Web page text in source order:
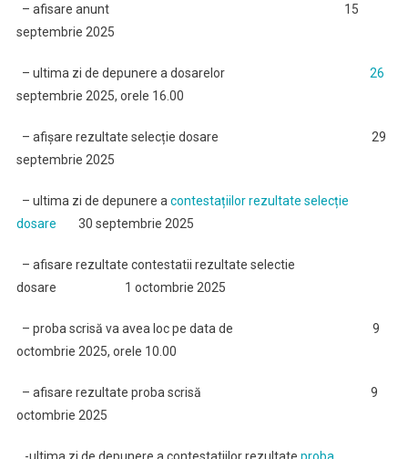
– afisare anunt 15
septembrie 2025
– ultima zi de depunere a dosarelor 26
septembrie 2025, orele 16.00
– afișare rezultate selecție dosare 29
septembrie 2025
– ultima zi de depunere a contestațiilor rezultate selecție
dosare
30 septembrie 2025
– afisare rezultate contestatii rezultate selectie
dosare 1 octombrie 2025
– proba scrisă va avea loc pe data de
9
octombrie 2025, orele 10.00
– afisare rezultate proba scrisă 9
octombrie 2025
-ultima zi de depunere a contestatiilor rezultate proba